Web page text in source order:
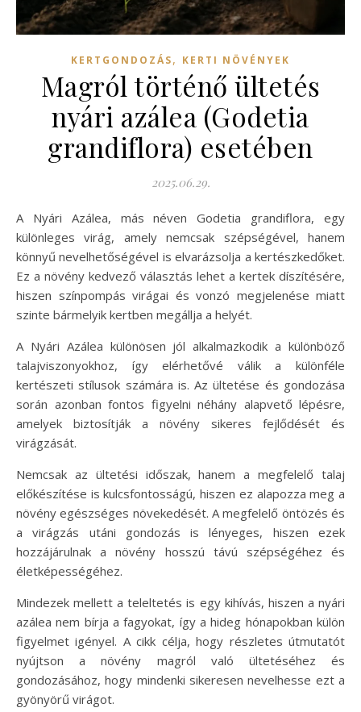
KERTGONDOZÁS, KERTI NÖVÉNYEK
Magról történő ültetés
nyári azálea (Godetia
grandiflora) esetében
2025.06.29.
A Nyári Azálea, más néven Godetia grandiflora, egy
különleges virág, amely nemcsak szépségével, hanem
könnyű nevelhetőségével is elvarázsolja a kertészkedőket.
Ez a növény kedvező választás lehet a kertek díszítésére,
hiszen színpompás virágai és vonzó megjelenése miatt
szinte bármelyik kertben megállja a helyét.
A Nyári Azálea különösen jól alkalmazkodik a különböző
talajviszonyokhoz, így elérhetővé válik a különféle
kertészeti stílusok számára is. Az ültetése és gondozása
során azonban fontos figyelni néhány alapvető lépésre,
amelyek biztosítják a növény sikeres fejlődését és
virágzását.
Nemcsak az ültetési időszak, hanem a megfelelő talaj
előkészítése is kulcsfontosságú, hiszen ez alapozza meg a
növény egészséges növekedését. A megfelelő öntözés és
a virágzás utáni gondozás is lényeges, hiszen ezek
hozzájárulnak a növény hosszú távú szépségéhez és
életképességéhez.
Mindezek mellett a teleltetés is egy kihívás, hiszen a nyári
azálea nem bírja a fagyokat, így a hideg hónapokban külön
figyelmet igényel. A cikk célja, hogy részletes útmutatót
nyújtson a növény magról való ültetéséhez és
gondozásához, hogy mindenki sikeresen nevelhesse ezt a
gyönyörű virágot.